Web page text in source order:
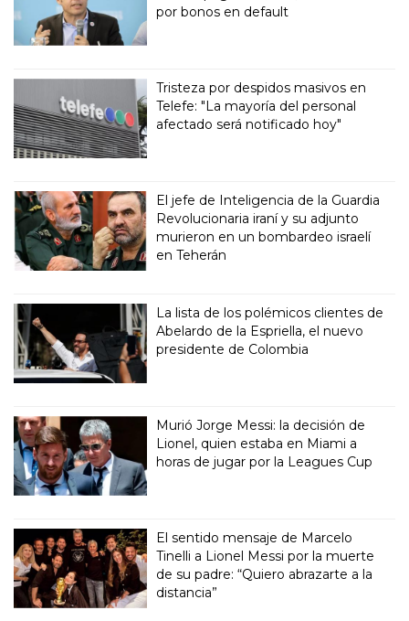
por bonos en default
Tristeza por despidos masivos en
Telefe: "La mayoría del personal
afectado será notificado hoy"
El jefe de Inteligencia de la Guardia
Revolucionaria iraní y su adjunto
murieron en un bombardeo israelí
en Teherán
La lista de los polémicos clientes de
Abelardo de la Espriella, el nuevo
presidente de Colombia
Murió Jorge Messi: la decisión de
Lionel, quien estaba en Miami a
horas de jugar por la Leagues Cup
El sentido mensaje de Marcelo
Tinelli a Lionel Messi por la muerte
de su padre: “Quiero abrazarte a la
distancia”